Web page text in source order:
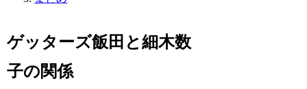
ゲッターズ飯田と細木数
子の関係